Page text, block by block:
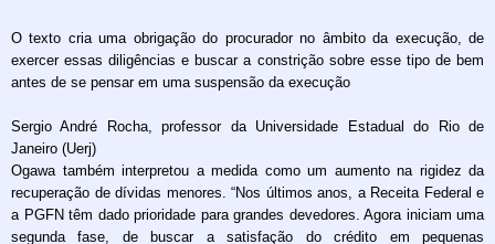
O texto cria uma obrigação do procurador no âmbito da execução, de
exercer essas diligências e buscar a constrição sobre esse tipo de bem
antes de se pensar em uma suspensão da execução
Sergio André Rocha, professor da Universidade Estadual do Rio de
Janeiro (Uerj)
Ogawa também interpretou a medida como um aumento na rigidez da
recuperação de dívidas menores. “Nos últimos anos, a Receita Federal e
a PGFN têm dado prioridade para grandes devedores. Agora iniciam uma
segunda fase, de buscar a satisfação do crédito em pequenas